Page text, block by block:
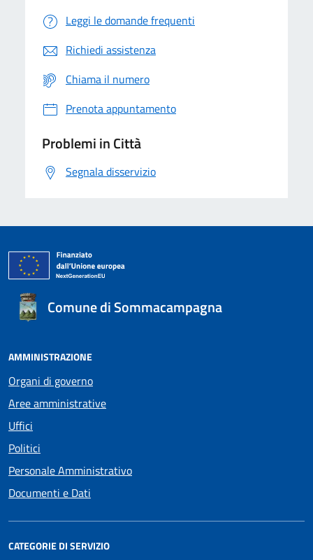
Leggi le domande frequenti
Richiedi assistenza
Chiama il numero
Prenota appuntamento
Problemi in Città
Segnala disservizio
Comune di Sommacampagna
AMMINISTRAZIONE
Organi di governo
Aree amministrative
Uffici
Politici
Personale Amministrativo
Documenti e Dati
CATEGORIE DI SERVIZIO